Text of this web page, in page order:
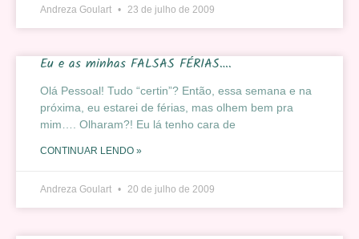
Andreza Goulart 23 de julho de 2009
Eu e as minhas FALSAS FÉRIAS….
Olá Pessoal! Tudo “certin”? Então, essa semana e na
próxima, eu estarei de férias, mas olhem bem pra
mim…. Olharam?! Eu lá tenho cara de
CONTINUAR LENDO »
Andreza Goulart 20 de julho de 2009